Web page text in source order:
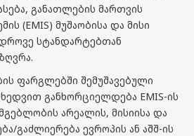
განათლების მართვის
(EMIS) მუშაობისა და მისი
სტანდარტებთან
ფარგლებში შემუშავებული
განხორციელდება EMIS-ის
არეალის, მისიისა და
გაძლიერება ევროპის ან აშშ-ის